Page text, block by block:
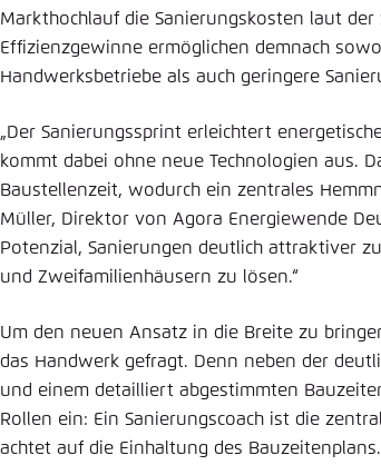
Markthochlauf die Sanierungskosten laut
Effizienzgewinne ermöglichen demnach
Handwerksbetriebe als auch geringere
„Der Sanierungssprint erleichtert
kommt dabei ohne neue Technologien aus.
Baustellenzeit, wodurch ein zentrales
Müller, Direktor von Agora Energiewende
Potenzial, Sanierungen deutlich attraktiver
und Zweifamilienhäusern zu lösen.“
Um den neuen Ansatz in die Breite zu
das Handwerk gefragt. Denn neben der
und einem detailliert abgestimmten
Rollen ein: Ein Sanierungscoach ist die
achtet auf die Einhaltung des